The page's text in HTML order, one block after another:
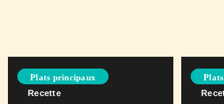
Plats principaux
Recette